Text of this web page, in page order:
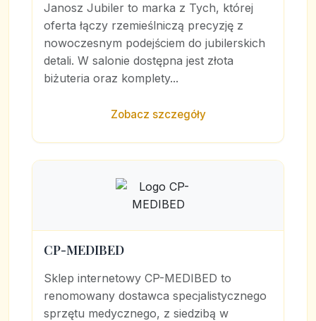
Janosz Jubiler to marka z Tych, której
oferta łączy rzemieślniczą precyzję z
nowoczesnym podejściem do jubilerskich
detali. W salonie dostępna jest złota
biżuteria oraz komplety...
Zobacz szczegóły
CP-MEDIBED
Sklep internetowy CP-MEDIBED to
renomowany dostawca specjalistycznego
sprzętu medycznego, z siedzibą w